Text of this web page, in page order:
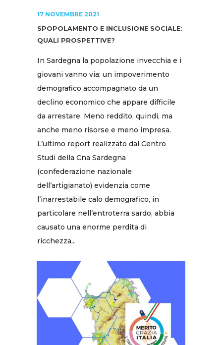
17 NOVEMBRE 2021
SPOPOLAMENTO E INCLUSIONE SOCIALE:
QUALI PROSPETTIVE?
In Sardegna la popolazione invecchia e i
giovani vanno via: un impoverimento
demografico accompagnato da un
declino economico che appare difficile
da arrestare. Meno reddito, quindi, ma
anche meno risorse e meno impresa.
L’ultimo report realizzato dal Centro
Studi della Cna Sardegna
(confederazione nazionale
dell’artigianato) evidenzia come
l’inarrestabile calo demografico, in
particolare nell’entroterra sardo, abbia
causato una enorme perdita di
ricchezza...